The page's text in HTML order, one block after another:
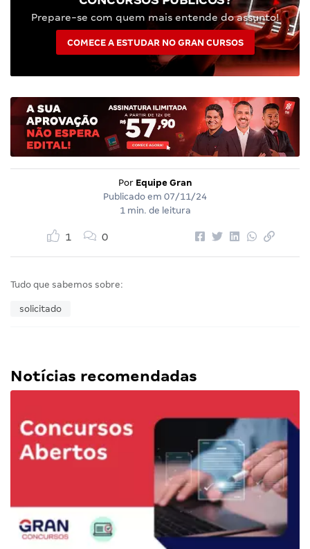
Prepare-se com quem mais entende do assunto!
COMECE A ESTUDAR NO GRAN CURSOS
Por Equipe Gran
Publicado em 07/11/24
1 min. de leitura
1 0
Tudo que sabemos sobre:
solicitado
Notícias recomendadas